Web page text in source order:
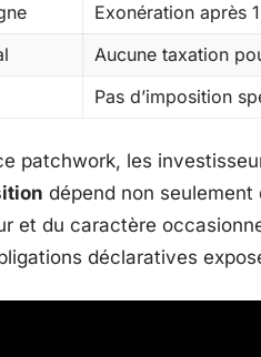
Exonération après
Aucune taxation
Pas d’imposition
patchwork, les
dépend non
et du caractère
déclaratives